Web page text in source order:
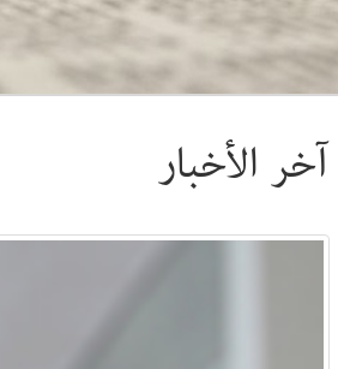
آخر الأخبار